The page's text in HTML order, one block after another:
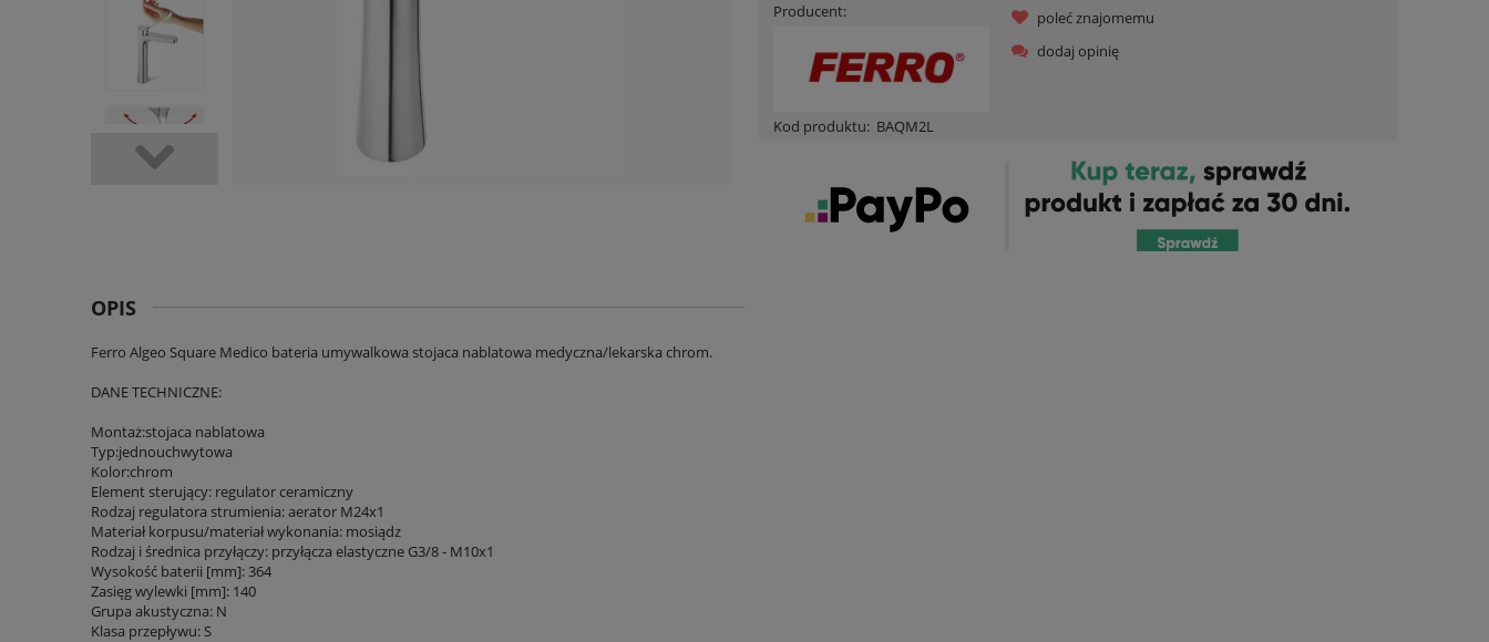
Producent:
Kod produktu: BAQM2L
poleć znajomemu
dodaj opinię
OPIS
Ferro Algeo Square Medico bateria umywalkowa stojaca nablatowa medyczna/lekarska chrom.
DANE TECHNICZNE:
Montaż:stojaca nablatowa
Typ:jednouchwytowa
Kolor:chrom
Element sterujący: regulator ceramiczny
Rodzaj regulatora strumienia: aerator M24x1
Materiał korpusu/materiał wykonania: mosiądz
Rodzaj i średnica przyłączy: przyłącza elastyczne G3/8 - M10x1
Wysokość baterii [mm]: 364
Zasięg wylewki [mm]: 140
Grupa akustyczna: N
Klasa przepływu: S